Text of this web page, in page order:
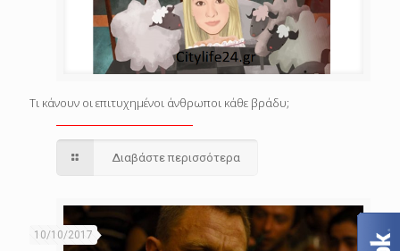
Τι κάνουν οι επιτυχημένοι άνθρωποι κάθε βράδυ;
Διαβάστε περισσότερα
10/10/2017